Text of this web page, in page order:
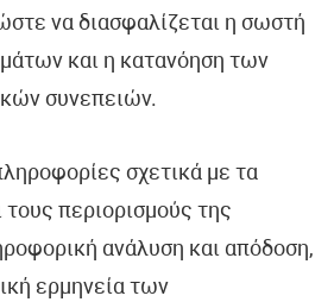
να διασφαλίζεται η σωστή
και η κατανόηση των
συνεπειών.
σχετικά με τα
περιορισμούς της
ανάλυση και απόδοση,
ερμηνεία των